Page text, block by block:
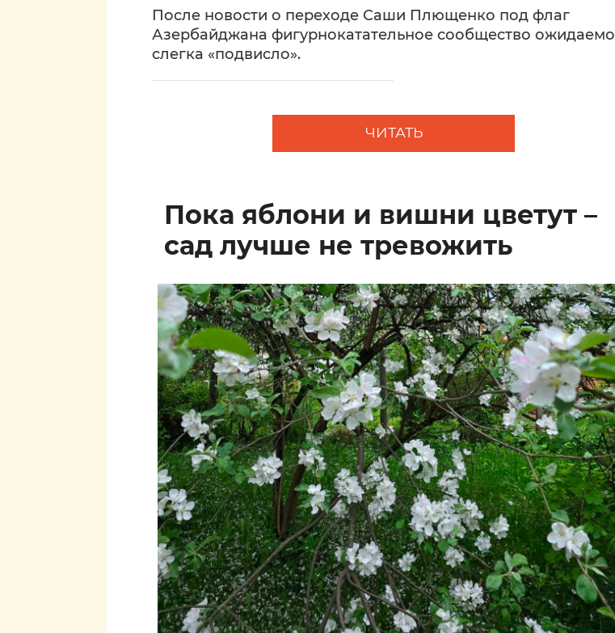
После новости о переходе Саши Плющенко под флаг
Азербайджана фигурнокатательное сообщество ожидаемо
слегка «подвисло».
ЧИТАТЬ
Пока яблони и вишни цветут –
сад лучше не тревожить